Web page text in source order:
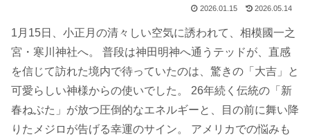
2026.01.15 2026.05.14
1月15日、小正月の清々しい空気に誘われて、相模國一之
宮・寒川神社へ。 普段は神田明神へ通うテッドが、直感
を信じて訪れた境内で待っていたのは、驚きの「大吉」と
可愛らしい神様からの使いでした。 26年続く伝統の「新
春ねぶた」が放つ圧倒的なエネルギーと、目の前に舞い降
りたメジロが告げる幸運のサイン。 アメリカでの悩みも